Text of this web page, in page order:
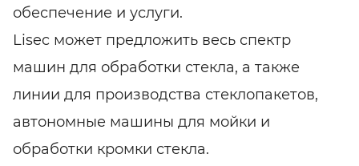
обеспечение и услуги.
Lisec может предложить весь спектр
машин для обработки стекла, а также
линии для производства стеклопакетов,
автономные машины для мойки и
обработки кромки стекла.